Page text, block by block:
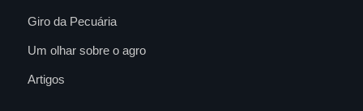
Giro da Pecuária
Um olhar sobre o agro
Artigos